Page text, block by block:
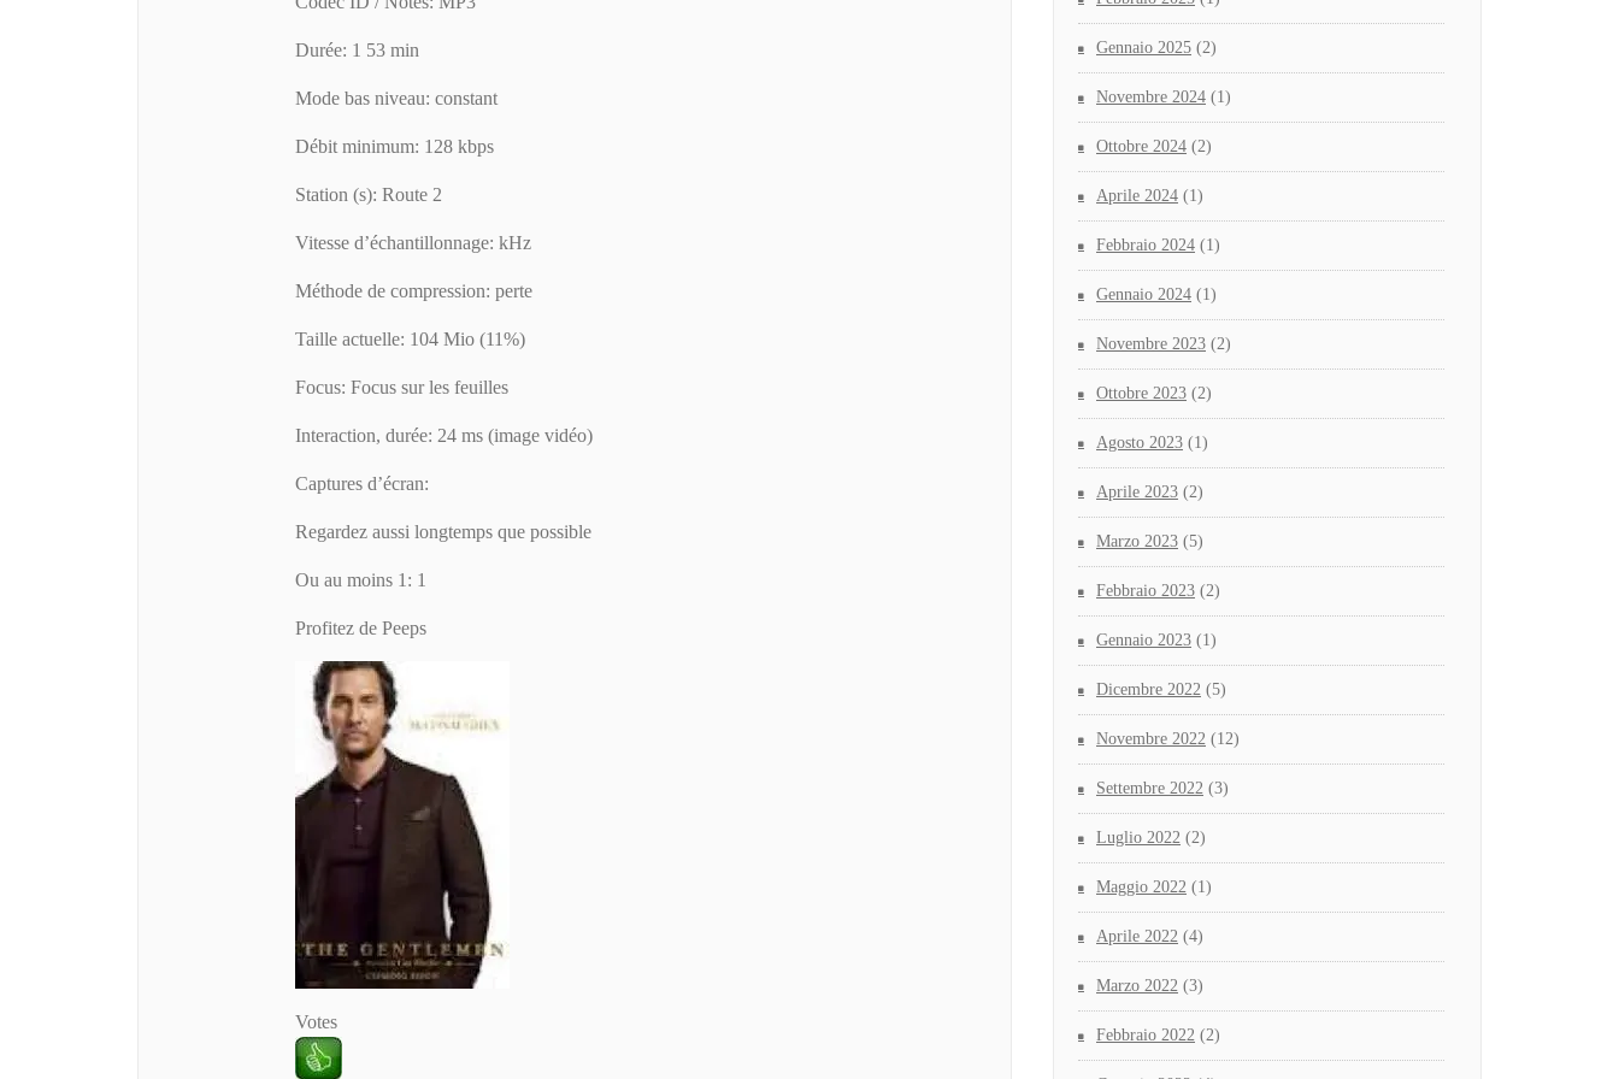
Durée: 1 53 min
Mode bas niveau: constant
Débit minimum: 128 kbps
Station (s): Route 2
Vitesse d’échantillonnage: kHz
Méthode de compression: perte
Taille actuelle: 104 Mio (11%)
Focus: Focus sur les feuilles
Interaction, durée: 24 ms (image vidéo)
Captures d’écran:
Regardez aussi longtemps que possible
Ou au moins 1: 1
Profitez de Peeps
Votes
Gennaio 2025 (2)
Novembre 2024 (1)
Ottobre 2024 (2)
Aprile 2024 (1)
Febbraio 2024 (1)
Gennaio 2024 (1)
Novembre 2023 (2)
Ottobre 2023 (2)
Agosto 2023 (1)
Aprile 2023 (2)
Marzo 2023 (5)
Febbraio 2023 (2)
Gennaio 2023 (1)
Dicembre 2022 (5)
Novembre 2022 (12)
Settembre 2022 (3)
Luglio 2022 (2)
Maggio 2022 (1)
Aprile 2022 (4)
Marzo 2022 (3)
Febbraio 2022 (2)